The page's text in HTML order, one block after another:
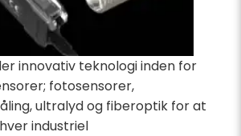
innovativ teknologi inden for
fotosensorer,
ultralyd og fiberoptik for at
industriel